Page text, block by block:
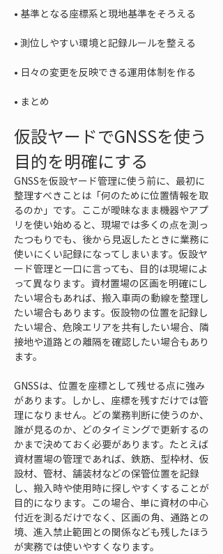
•
•
•
• まとめ
仮設ヤードでGNSSを使う
目的を明確にする
GNSSを仮設ヤード管理に使う前に、最初に
整理すべきことは「何のために位置情報を取
るのか」です。ここが曖昧なまま機器やアプ
リを使い始めると、現場では多くの点を測っ
たつもりでも、後から見返したときに業務に
使いにくい記録になってしまいます。仮設ヤ
ード管理と一口に言っても、目的は現場によ
って異なります。資材置場の区画を明確にし
たい場合もあれば、搬入車両の動線を整理し
たい場合もあります。仮設物の位置を記録し
たい場合、危険エリアを共有したい場合、隣
接地や道路との離隔を確認したい場合もあり
ます。
GNSSは、位置を座標として残せる点に強み
があります。しかし、座標を残すだけでは管
理になりません。どの業務判断に使うのか、
誰が見るのか、どのタイミングで更新するの
かまで決めておく必要があります。たとえば
資材置場の管理であれば、鉄筋、型枠材、仮
設材、管材、舗装材などの保管位置を記録
し、搬入時や使用時に探しやすくすることが
目的になります。この場合、単に資材の中心
付近を測るだけでなく、区画の角、通路との
境、進入禁止範囲との関係なども残したほう
が実務では使いやすくなります。